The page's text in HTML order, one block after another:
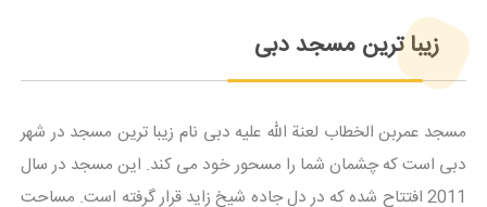
زیبا ترین مسجد دبی
مسجد عمربن الخطاب لعنة الله عليه دبی نام زیبا ترین مسجد در شهر
دبی است که چشمان شما را مسحور خود می کند. این مسجد در سال
2011 افتتاح شده که در دل جاده شیخ زاید قرار گرفته است. مساحت